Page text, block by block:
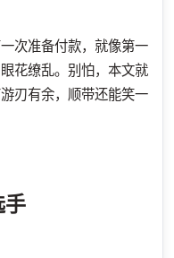
次准备付款，就像第一
花缭乱。别怕，本文就
刃有余，顺带还能笑一